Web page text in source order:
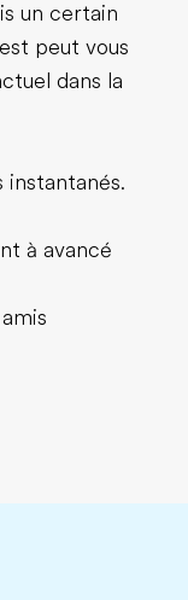
un certain
peut vous
dans la
instantanés.
à avancé